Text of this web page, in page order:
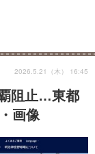
阻止…東都
画像
2026.5.21（木） 16:45